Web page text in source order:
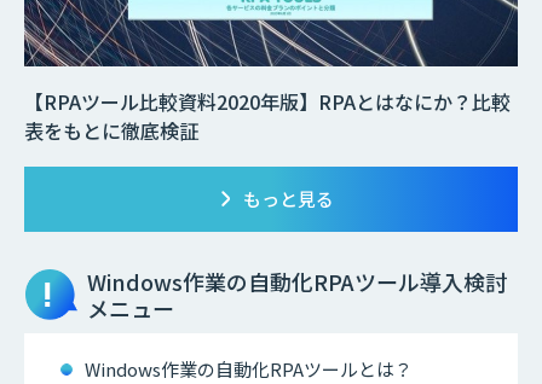
【RPAツール比較資料2020年版】RPAとはなにか？比較
表をもとに徹底検証
もっと見る
Windows作業の自動化RPAツール導入検討
メニュー
Windows作業の自動化RPAツールとは？